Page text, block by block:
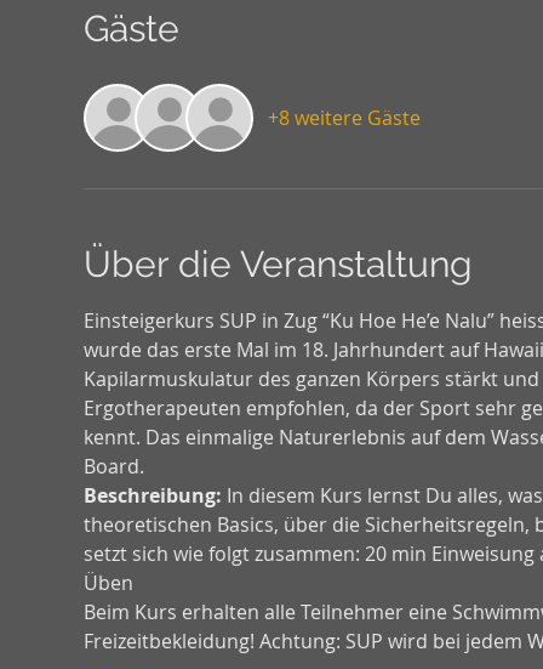
Gäste
+8 weitere Gäste
Über die Veranstaltung
Einsteigerkurs SUP in Zug “Ku Hoe He’e Nalu”
wurde das erste Mal im 18. Jahrhundert auf
Kapilarmuskulatur des ganzen Körpers stärkt
Ergotherapeuten empfohlen, da der Sport sehr
kennt. Das einmalige Naturerlebnis auf dem
Board.
Beschreibung: In diesem Kurs lernst Du alles,
theoretischen Basics, über die Sicherheitsregeln,
setzt sich wie folgt zusammen: 20 min
Üben
Beim Kurs erhalten alle Teilnehmer eine
Freizeitbekleidung! Achtung: SUP wird bei jedem